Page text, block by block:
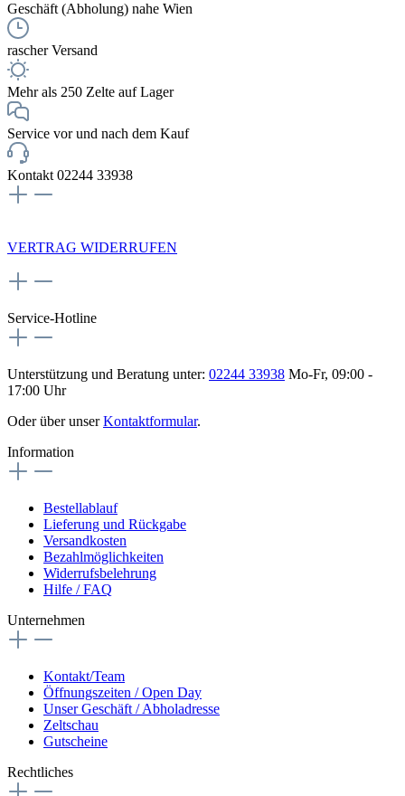
Geschäft (Abholung) nahe Wien
rascher Versand
Mehr als 250 Zelte auf Lager
Service vor und nach dem Kauf
Kontakt 02244 33938
VERTRAG WIDERRUFEN
Service-Hotline
Unterstützung und Beratung unter: 02244 33938 Mo-Fr, 09:00 -
17:00 Uhr
Oder über unserKontaktformular.
Information
Bestellablauf
Lieferung und Rückgabe
Versandkosten
Bezahlmöglichkeiten
Widerrufsbelehrung
Hilfe / FAQ
Unternehmen
Kontakt/Team
Öffnungszeiten / Open Day
Unser Geschäft / Abholadresse
Zeltschau
Gutscheine
Rechtliches